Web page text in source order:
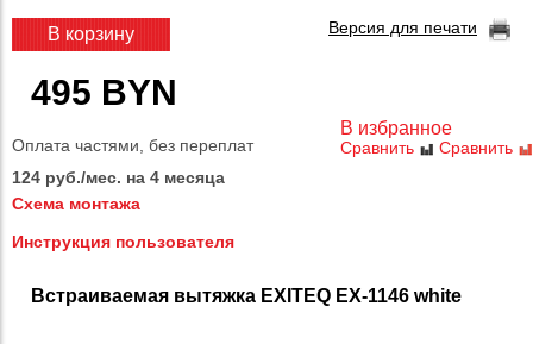
В избранное
Сравнить Сравнить
В корзину
495 BYN
Версия для печати
Оплата частями, без переплат
124 руб./мес. на 4 месяца
Схема монтажа
Инструкция пользователя
Встраиваемая вытяжка EXITEQ EX-1146 white